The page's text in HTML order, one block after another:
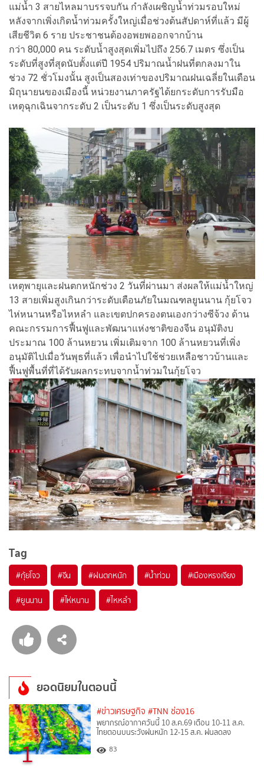
แม่น้ำ 3 สายไหลมาบรรจบกัน กำลังเผชิญน้ำท่วมรอบใหม่
หลังจากเพิ่งเกิดน้ำท่วมครั้งใหญ่เมื่อช่วงต้นสัปดาห์ที่แล้ว มีผู้
เสียชีวิต 6 ราย ประชาชนต้องอพยพออกจากบ้าน
กว่า 80,000 คน ระดับน้ำสูงสุดเพิ่มไปถึง 256.7 เมตร ซึ่งเป็น
ระดับที่สูงที่สุดนับตั้งแต่ปี 1954 ปริมาณน้ำฝนที่ตกลงมาใน
ช่วง 72 ชั่วโมงนั้น สูงเป็นสองเท่าของปริมาณฝนเฉลี่ยในเดือน
มิถุนายนของเมืองนี้ หน่วยงานภาครัฐได้ยกระดับการรับมือ
เหตุฉุกเฉินจากระดับ 2 เป็นระดับ 1 ซึ่งเป็นระดับสูงสุด
เหตุพายุและฝนตกหนักช่วง 2 วันที่ผ่านมา ส่งผลให้แม่น้ำใหญ่
13 สายเพิ่มสูงเกินกว่าระดับเตือนภัยในมณฑลยูนนาน กุ้ยโจว
ไห่หนานหรือไหหลำ และเขตปกครองตนเองกว่างซีจ้วง ด้าน
คณะกรรมการฟื้นฟูและพัฒนาแห่งชาติของจีน อนุมัติงบ
ประมาณ 100 ล้านหยวน เพิ่มเติมจาก 100 ล้านหยวนที่เพิ่ง
อนุมัติไปเมื่อวันพุธที่แล้ว เพื่อนำไปใช้ช่วยเหลือชาวบ้านและ
ฟื้นฟูพื้นที่ที่ได้รับผลกระทบจากน้ำท่วมในกุ้ยโจว
Tag
#กุ้ยโจว #จีน #ฝนตกหนัก #น้ำท่วม #เมืองหรงเจียง
#ยูนนาน #ไห่หนาน #ไหหลำ
ยอดนิยมในตอนนี้
1
#ข่าวเศรษฐกิจ #TNN ช่อง16
พยากรณ์อากาศวันนี้ 10 ส.ค.69 เตือน 10-11 ส.ค.
ไทยตอนบนระวังฝนหนัก 12-15 ส.ค. ฝนลดลง
83